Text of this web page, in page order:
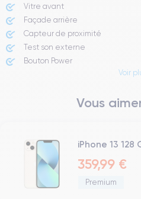
Vitre avant ​
Façade arrière
Capteur de proximité
Test son externe
Bouton Power
Boutons volume
Bouton Home
Bluetooth
Réseau
Voir
Vous
iPhone 13
359,99 €
Premium